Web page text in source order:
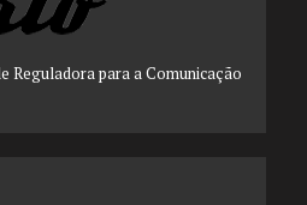
Reguladora para a Comunicação